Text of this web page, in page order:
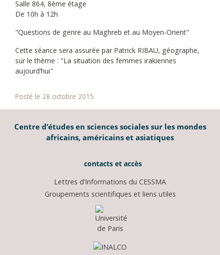
Salle 864, 8ème étage
De 10h à 12h
"Questions de genre au Maghreb et au Moyen-Orient"
Cette séance sera assurée par Patrick RIBAU, géographe,
sur le thème : "La situation des femmes irakiennes
aujourd’hui"
Posté le 28 octobre 2015
Centre d’études en sciences sociales sur les mondes
africains, américains et asiatiques
contacts et accès
Lettres d’Informations du CESSMA
Groupements scientifiques et liens utiles